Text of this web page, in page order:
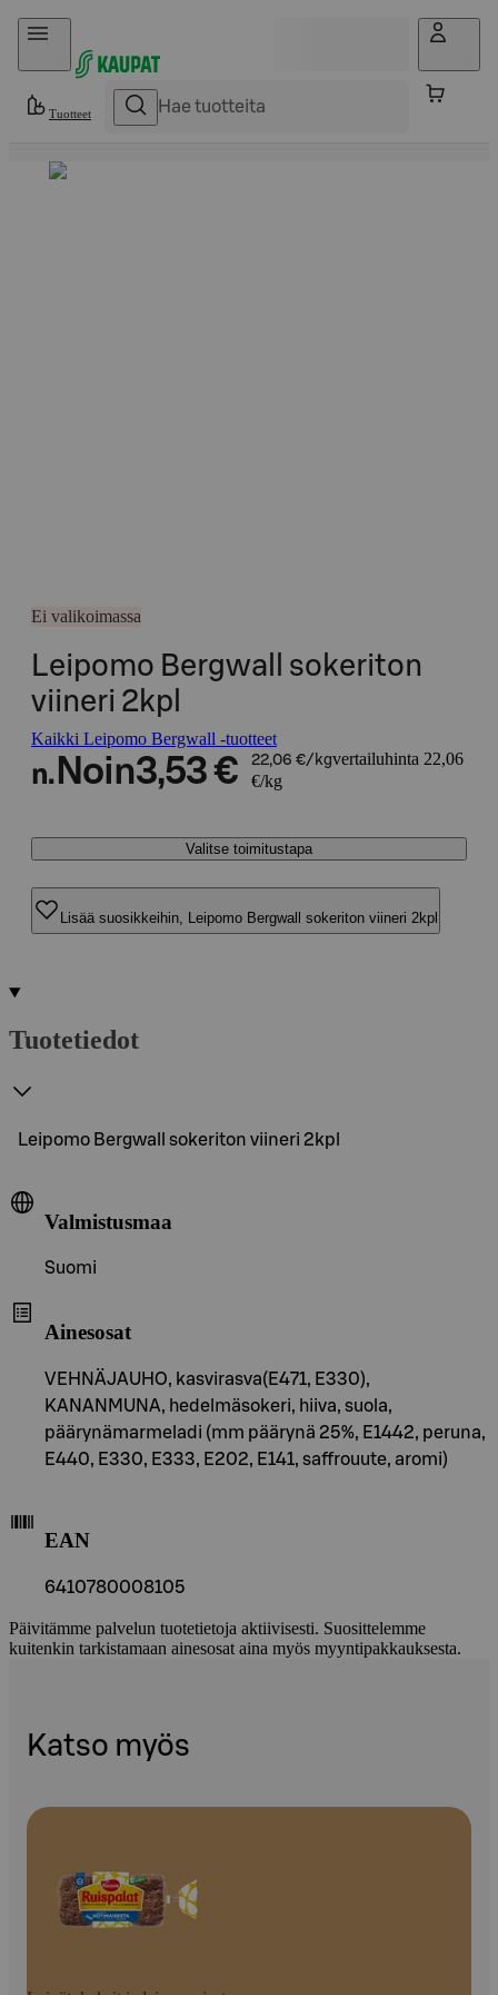
Hyppää sisältöön
Tuotteet
Ei valikoimassa
Leipomo Bergwall sokeriton
viineri 2kpl
Kaikki Leipomo Bergwall -tuotteet
n. Noin3,53 € 22,06 €/kgvertailuhinta 22,06
€/kg
Valitse toimitustapa
Lisää suosikkeihin, Leipomo Bergwall sokeriton viineri 2kpl
Tuotetiedot
Leipomo Bergwall sokeriton viineri 2kpl
Valmistusmaa
Suomi
Ainesosat
VEHNÄJAUHO, kasvirasva(E471, E330),
KANANMUNA, hedelmäsokeri, hiiva, suola,
päärynämarmeladi (mm päärynä 25%, E1442, peruna,
E440, E330, E333, E202, E141, saffrouute, aromi)
EAN
6410780008105
Päivitämme palvelun tuotetietoja aktiivisesti. Suosittelemme
kuitenkin tarkistamaan ainesosat aina myös myyntipakkauksesta.
Katso myös